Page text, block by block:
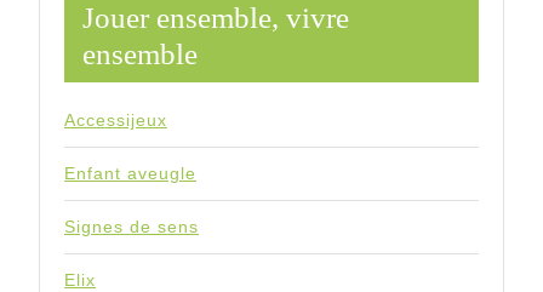
Jouer ensemble, vivre
ensemble
Accessijeux
Enfant aveugle
Signes de sens
Elix